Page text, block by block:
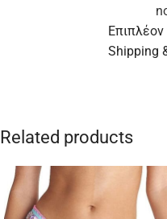
Shipping
Related products